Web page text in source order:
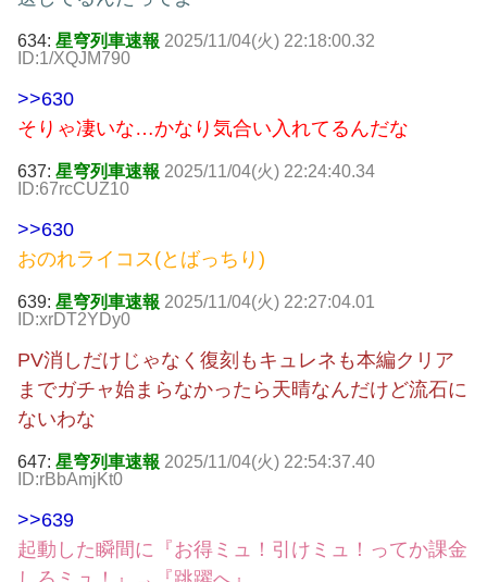
634: 星穹列車速報 2025/11/04(火) 22:18:00.32
ID:1/XQJM790
>>630
そりゃ凄いな…かなり気合い入れてるんだな
637: 星穹列車速報 2025/11/04(火) 22:24:40.34
ID:67rcCUZ10
>>630
おのれライコス(とばっちり)
639: 星穹列車速報 2025/11/04(火) 22:27:04.01
ID:xrDT2YDy0
PV消しだけじゃなく復刻もキュレネも本編クリア
までガチャ始まらなかったら天晴なんだけど流石に
ないわな
647: 星穹列車速報 2025/11/04(火) 22:54:37.40
ID:rBbAmjKt0
>>639
起動した瞬間に『お得ミュ！引けミュ！ってか課金